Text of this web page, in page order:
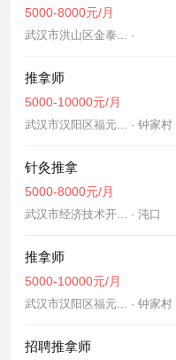
5000-8000元/月
武汉市洪山区金泰... ·
推拿师
5000-10000元/月
武汉市汉阳区福元... · 钟家村
针灸推拿
5000-8000元/月
武汉市经济技术开... · 沌口
推拿师
5000-10000元/月
武汉市汉阳区福元... · 钟家村
招聘推拿师